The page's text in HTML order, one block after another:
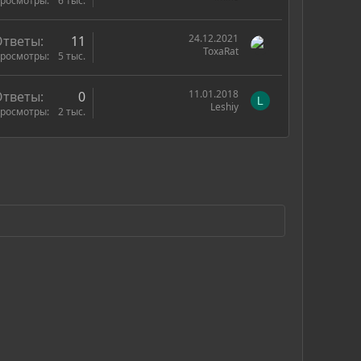
11
5 тыс.
24.12.2021
ToxaRat
0
2 тыс.
11.01.2018
Leshiy
L